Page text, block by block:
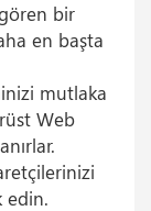
bir
en başta
mutlaka
Web
edin.